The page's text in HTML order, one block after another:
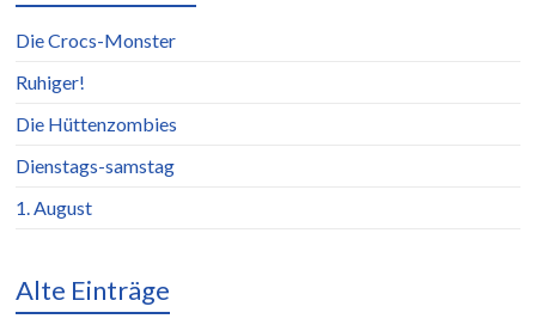
Die Crocs-Monster
Ruhiger!
Die Hüttenzombies
Dienstags-samstag
1. August
Alte Einträge